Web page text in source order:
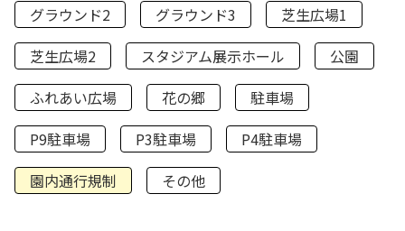
グラウンド2
グラウンド3
芝生広場1
芝生広場2
スタジアム展示ホール
公園
ふれあい広場
花の郷
駐車場
P9駐車場
P3駐車場
P4駐車場
園内通行規制
その他